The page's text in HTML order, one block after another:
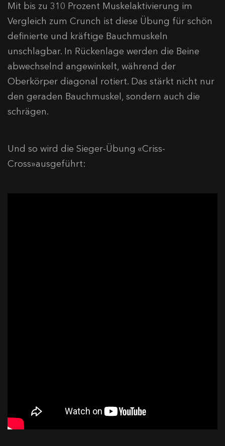
Mit bis zu 310 Prozent Muskelaktivierung im
Vergleich zum Crunch ist diese Übung für schön
definierte und kräftige Bauchmuskeln
unschlagbar. In Rückenlage werden die Beine
abwechselnd angewinkelt, während der
Oberkörper diagonal rotiert. Das stärkt nicht nur
den geraden Bauchmuskel, sondern auch die
schrägen.
Und so wird die Sieger-Übung «Criss-
Cross»ausgeführt: